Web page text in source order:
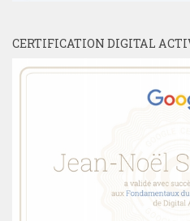
CERTIFICATION DIGITAL